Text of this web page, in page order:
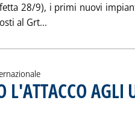
28/9), i primi nuovi
al Grt...
L'ATTACCO AGLI